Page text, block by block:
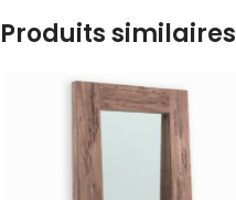
Produits similaires